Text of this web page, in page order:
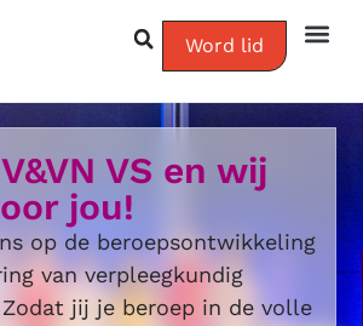
Word lid
VS en wij
jou!
op de beroepsontwikkeling
van verpleegkundig
jij je beroep in de volle